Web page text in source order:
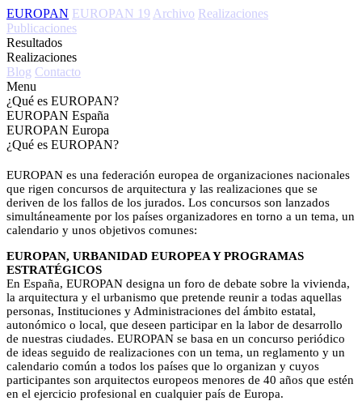
EUROPAN EUROPAN 19 Archivo Realizaciones
Publicaciones
Resultados
Realizaciones
Blog Contacto
Menu
¿Qué es EUROPAN?
EUROPAN España
EUROPAN Europa
¿Qué es EUROPAN?
EUROPAN es una federación europea de organizaciones nacionales
que rigen concursos de arquitectura y las realizaciones que se
deriven de los fallos de los jurados. Los concursos son lanzados
simultáneamente por los países organizadores en torno a un tema, un
calendario y unos objetivos comunes:
EUROPAN, URBANIDAD EUROPEA Y PROGRAMAS
ESTRATÉGICOS
En España, EUROPAN designa un foro de debate sobre la vivienda,
la arquitectura y el urbanismo que pretende reunir a todas aquellas
personas, Instituciones y Administraciones del ámbito estatal,
autonómico o local, que deseen participar en la labor de desarrollo
de nuestras ciudades. EUROPAN se basa en un concurso periódico
de ideas seguido de realizaciones con un tema, un reglamento y un
calendario común a todos los países que lo organizan y cuyos
participantes son arquitectos europeos menores de 40 años que estén
en el ejercicio profesional en cualquier país de Europa.